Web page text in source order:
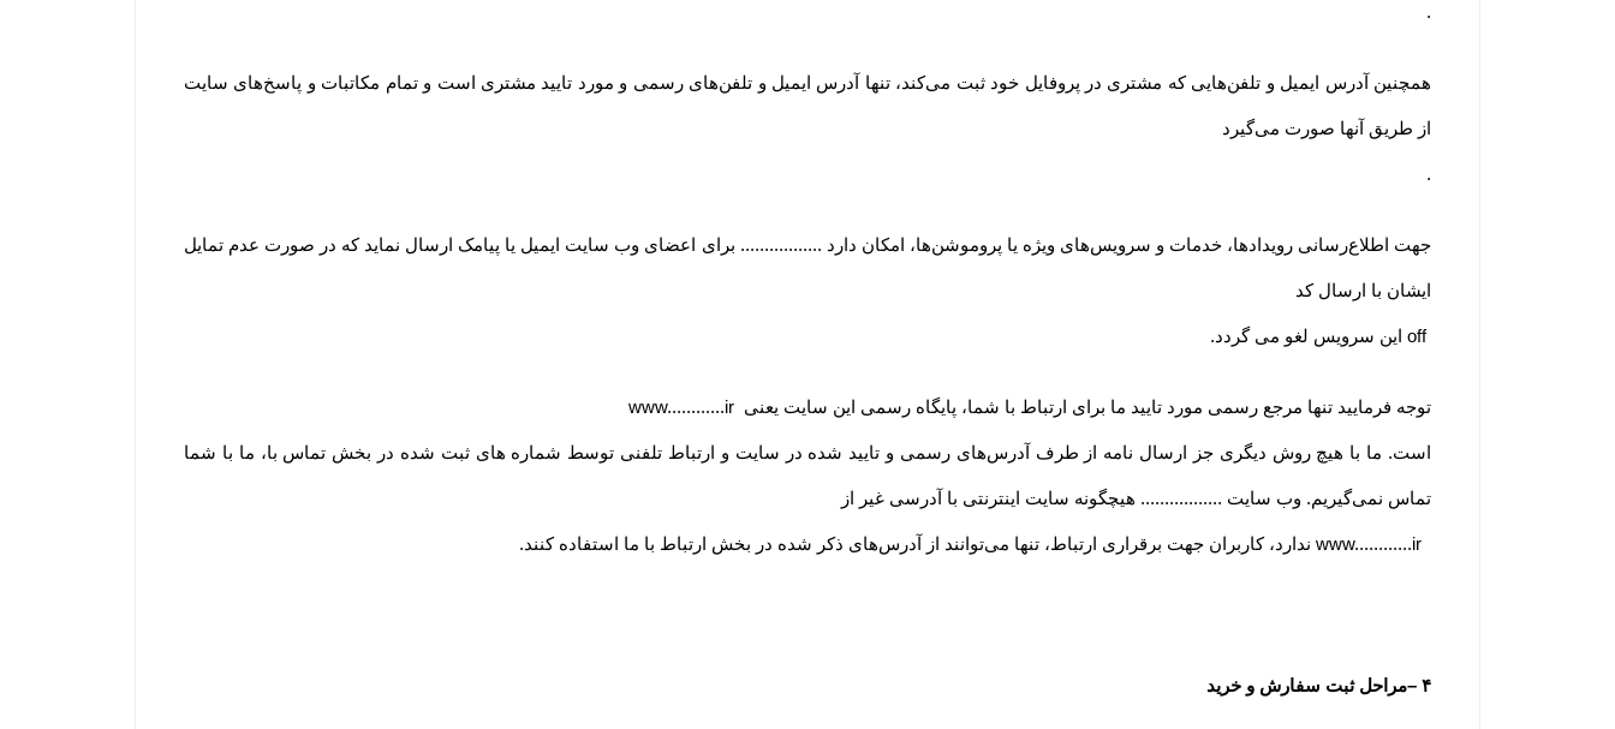
.
همچنین آدرس ایمیل و تلفن‌هایی که مشتری در پروفایل خود ثبت می‌کند، تنها آدرس ایمیل و تلفن‌های رسمی و مورد تایید مشتری است و تمام مکاتبات و پاسخ‌های سایت
از طریق آنها صورت می‌گیرد
.
جهت اطلاع‌رسانی رویدادها، خدمات و سرویس‌های ویژه یا پروموشن‌ها، امکان دارد ................. برای اعضای وب سایت ایمیل یا پیامک ارسال نماید که در صورت عدم تمایل
ایشان با ارسال کد
off این سرویس لغو می گردد.
توجه فرمایید تنها مرجع رسمی مورد تایید ما برای ارتباط با شما، پایگاه رسمی این سایت یعنی www............ir
است. ما با هیچ روش دیگری جز ارسال نامه از طرف آدرس‏‌های رسمی و تایید شده در سایت و ارتباط تلفنی توسط شماره های ثبت شده در بخش تماس با، ما با شما
تماس نمی‌‏گیریم. وب سایت ................. هیچگونه سایت اینترنتی با آدرسی غیر از
www............ir ندارد، کاربران جهت برقراری ارتباط، تنها می‏‌توانند از آدرس‌‏های ذکر شده در بخش ارتباط با ما استفاده کنند.
۴ –مراحل ثبت سفارش و خرید